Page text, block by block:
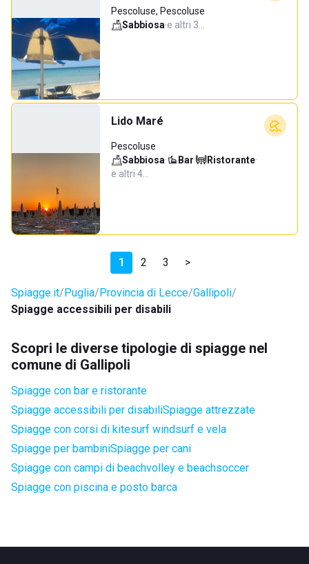
Pescoluse, Pescoluse
Sabbiosa·e altri 3…
Lido Maré
Pescoluse
Sabbiosa· Bar· Ristorante·
e altri 4…
1 2 3 >
Spiagge.it Puglia Provincia di Lecce Gallipoli
Spiagge accessibili per disabili
Scopri le diverse tipologie di spiagge nel
comune di Gallipoli
Spiagge con bar e ristorante
Spiagge accessibili per disabiliSpiagge attrezzate
Spiagge con corsi di kitesurf windsurf e vela
Spiagge per bambiniSpiagge per cani
Spiagge con campi di beachvolley e beachsoccer
Spiagge con piscina e posto barca